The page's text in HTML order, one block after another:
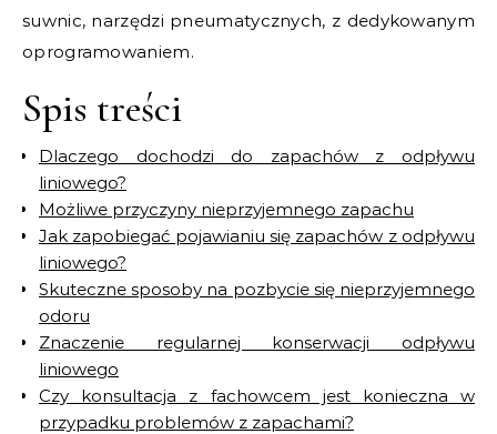
suwnic, narzędzi pneumatycznych, z dedykowanym
oprogramowaniem.
Spis treści
Dlaczego dochodzi do zapachów z odpływu
liniowego?
Możliwe przyczyny nieprzyjemnego zapachu
Jak zapobiegać pojawianiu się zapachów z odpływu
liniowego?
Skuteczne sposoby na pozbycie się nieprzyjemnego
odoru
Znaczenie regularnej konserwacji odpływu
liniowego
Czy konsultacja z fachowcem jest konieczna w
przypadku problemów z zapachami?